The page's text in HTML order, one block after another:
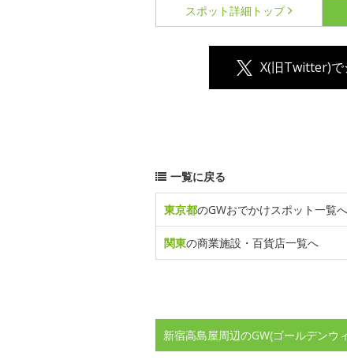
スポット詳細 トップ
X(旧Twitter)で
一覧に戻る
東京都のGWおでかけスポット一覧へ
関東の商業施設・百貨店一覧へ
新宿高島屋周辺のGW(ゴールデンウ